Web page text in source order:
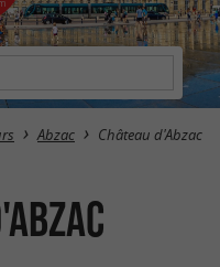
Abzac Château d'Abzac